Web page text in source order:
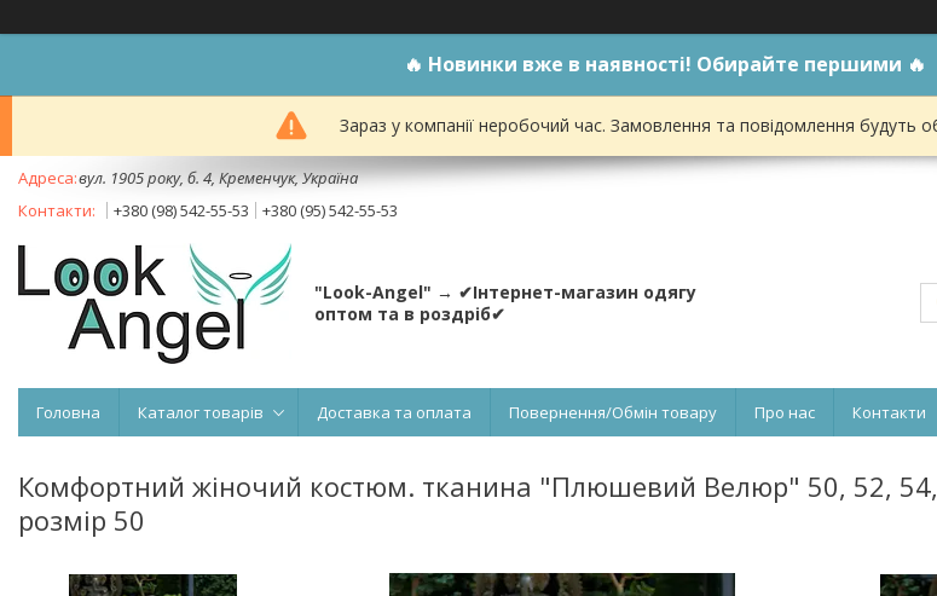
🔥 Новинки вже в наявності! Обирайте першими 🔥
Зараз у компанії неробочий час. Замовлення та повідомлення будуть
вул. 1905 року, б. 4, Кременчук, Україна
+380 (98) 542-55-53
+380 (95) 542-55-53
"Look-Angel" → ✔Інтернет-магазин одягу
оптом та в роздріб✔
Головна Каталог товарів Доставка та оплата Повернення/Обмін товару Про нас Контакти
Комфортний жіночий костюм. тканина "Плюшевий Велюр" 50, 52,
розмір 50